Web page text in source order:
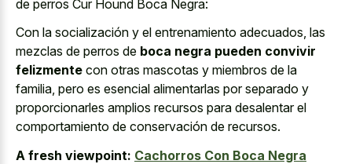
de perros Cur Hound Boca Negra:
Con la socialización y el entrenamiento adecuados, las
mezclas de perros de boca negra pueden convivir
felizmente con otras mascotas y miembros de la
familia, pero es esencial alimentarlas por separado y
proporcionarles amplios recursos para desalentar el
comportamiento de conservación de recursos.
A fresh viewpoint: Cachorros Con Boca Negra